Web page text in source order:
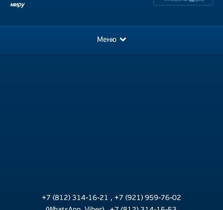
миру
Меню
+7 (812) 314-16-21 , +7 (921) 959-76-02